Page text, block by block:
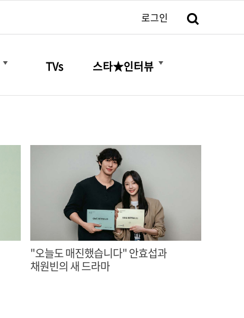
로그인
TVs 스타★인터뷰
더보기
"오늘도 매진했습니다" 안효섭과
채원빈의 새 드라마